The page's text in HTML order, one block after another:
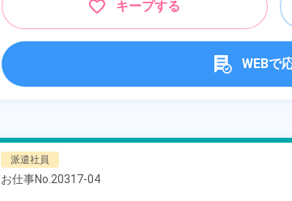
キープする
WEBで
派遣社員
お仕事No. 20317-04